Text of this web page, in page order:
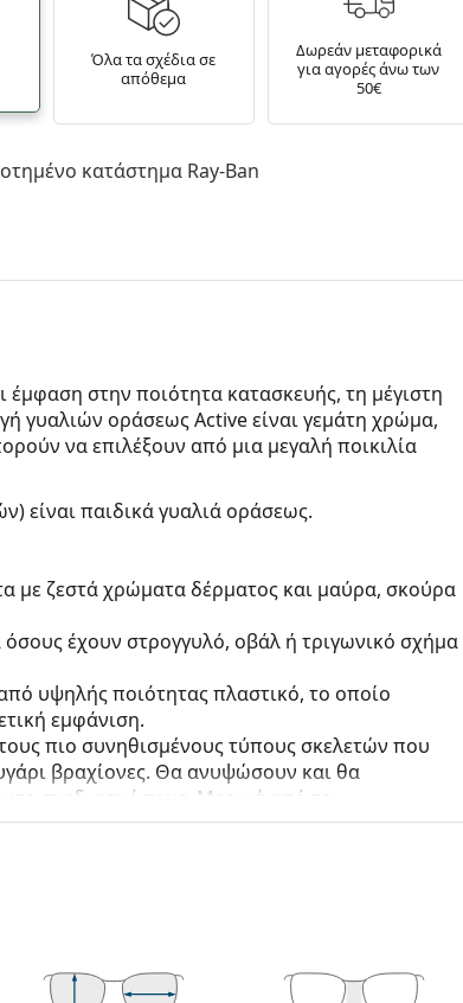
Όλα τα σχέδια σε
απόθεμα
Δωρεάν μεταφορικά
για αγορές άνω των
50€
κατάστημα Ray-Ban
έμφαση στην ποιότητα κατασκευής, τη μέγιστη
γυαλιών οράσεως Active είναι γεμάτη χρώμα,
να επιλέξουν από μια μεγαλή ποικιλία
είναι παιδικά γυαλιά οράσεως.
με ζεστά χρώματα δέρματος και μαύρα, σκούρα
όσους έχουν στρογγυλό, οβάλ ή τριγωνικό σχήμα
υψηλής ποιότητας πλαστικό, το οποίο
εμφάνιση.
πιο συνηθισμένους τύπους σκελετών που
βραχίονες. Θα ανυψώσουν και θα
σχεδιασμό τους. Μερικά από τα
ότι περικλείουν πλήρως τον φακό και
είναι κατάλληλος για όλους τους φακούς,
θήκη. Το χρώμα της θήκης και ο σχεδιασμός